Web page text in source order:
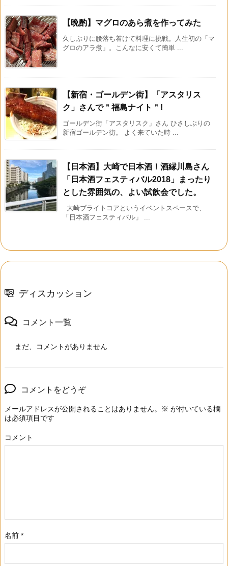
【晩酌】マグロのあら煮を作ってみた
久しぶりに腰落ち着けて料理に挑戦。人生初の「マ
グロのアラ煮」。こんなに安くて簡単 ...
【新宿・ゴールデン街】「アスタリス
ク」さんで＂福島ナイト＂!
ゴールデン街「アスタリスク」さん ひさしぶりの
新宿ゴールデン街。 よく来ていた時 ...
【日本酒】大崎で日本酒！酒縁川島さん
「日本酒フェスティバル2018」まったり
とした雰囲気の、よい試飲会でした。
大崎ブライトコアというイベントスペースで、
「日本酒フェスティバル」 ...
ディスカッション
コメント一覧
まだ、コメントがありません
コメントをどうぞ
メールアドレスが公開されることはありません。 ※ が付いている欄
は必須項目です
コメント
名前 *